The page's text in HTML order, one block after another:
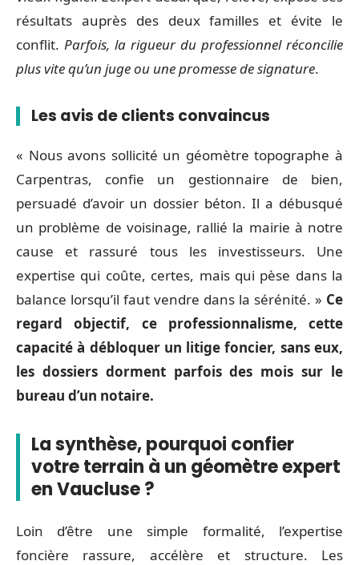
résultats auprès des deux familles et évite le
conflit. Parfois, la rigueur du professionnel réconcilie
plus vite qu’un juge ou une promesse de signature.
Les avis de clients convaincus
« Nous avons sollicité un géomètre topographe à
Carpentras, confie un gestionnaire de bien,
persuadé d’avoir un dossier béton. Il a débusqué
un problème de voisinage, rallié la mairie à notre
cause et rassuré tous les investisseurs. Une
expertise qui coûte, certes, mais qui pèse dans la
balance lorsqu’il faut vendre dans la sérénité. » Ce
regard objectif, ce professionnalisme, cette
capacité à débloquer un litige foncier, sans eux,
les dossiers dorment parfois des mois sur le
bureau d’un notaire.
La synthèse, pourquoi confier
votre terrain à un géomètre expert
en Vaucluse ?
Loin d’être une simple formalité, l’expertise
foncière rassure, accélère et structure. Les